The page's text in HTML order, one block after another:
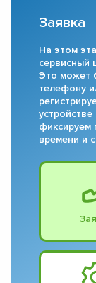
Заявка
На этом
сервисный
Это может
телефону
фиксируем
времени и